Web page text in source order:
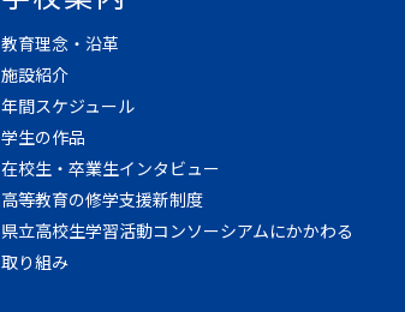
教育理念・沿革
施設紹介
年間スケジュール
学生の作品
在校生・卒業生インタビュー
高等教育の修学支援新制度
県立高校生学習活動コンソーシアムにかかわる
取り組み